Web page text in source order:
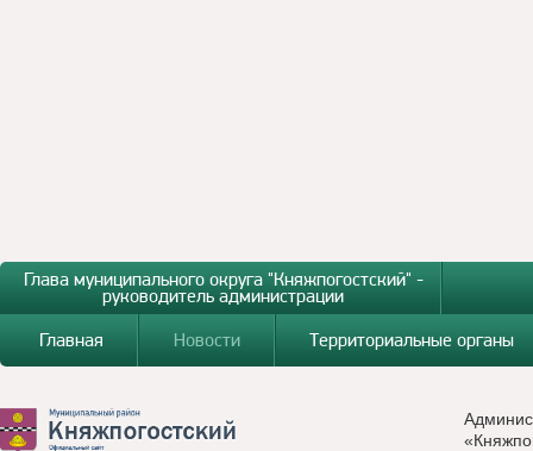
Глава муниципального округа "Княжпогостский" -
руководитель администрации
Главная
Новости Территориальные органы